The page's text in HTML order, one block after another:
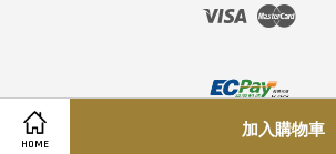
HOME
加入購物車
Visa Master
隱私條款 |退換貨條